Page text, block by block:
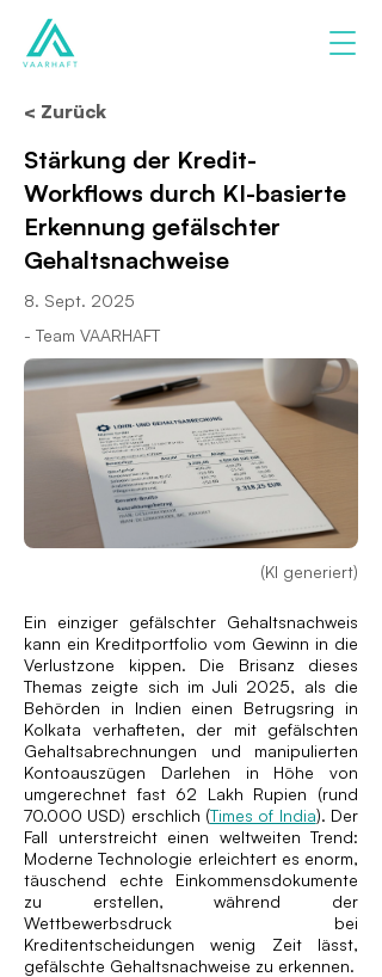
< Zurück
Stärkung der Kredit-
Workflows durch KI-basierte
Erkennung gefälschter
Gehaltsnachweise
8. Sept. 2025
- Team VAARHAFT
(KI generiert)
Ein einziger gefälschter Gehaltsnachweis
kann ein Kreditportfolio vom Gewinn in die
Verlustzone kippen. Die Brisanz dieses
Themas zeigte sich im Juli 2025, als die
Behörden in Indien einen Betrugsring in
Kolkata verhafteten, der mit gefälschten
Gehaltsabrechnungen und manipulierten
Kontoauszügen Darlehen in Höhe von
umgerechnet fast 62 Lakh Rupien (rund
70.000 USD) erschlich (Times of India). Der
Fall unterstreicht einen weltweiten Trend:
Moderne Technologie erleichtert es enorm,
täuschend echte Einkommensdokumente
zu erstellen, während der
Wettbewerbsdruck bei
Kreditentscheidungen wenig Zeit lässt,
gefälschte Gehaltsnachweise zu erkennen.